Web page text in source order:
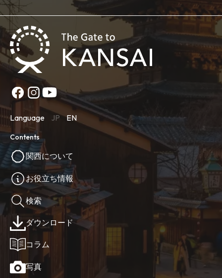
Language JP EN
Contents
関西について
お役立ち情報
検索
ダウンロード
コラム
写真